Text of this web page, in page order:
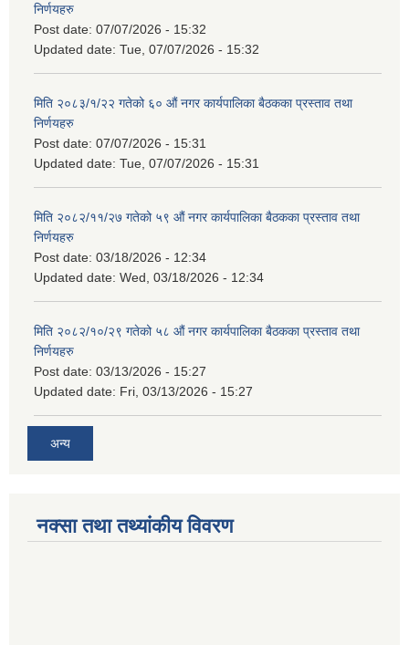
निर्णयहरु
Post date: 07/07/2026 - 15:32
Updated date: Tue, 07/07/2026 - 15:32
मिति २०८३/१/२२ गतेको ६० औं नगर कार्यपालिका बैठकका प्रस्ताव तथा
निर्णयहरु
Post date: 07/07/2026 - 15:31
Updated date: Tue, 07/07/2026 - 15:31
मिति २०८२/११/२७ गतेको ५९ औं नगर कार्यपालिका बैठकका प्रस्ताव तथा
निर्णयहरु
Post date: 03/18/2026 - 12:34
Updated date: Wed, 03/18/2026 - 12:34
मिति २०८२/१०/२९ गतेको ५८ औं नगर कार्यपालिका बैठकका प्रस्ताव तथा
निर्णयहरु
Post date: 03/13/2026 - 15:27
Updated date: Fri, 03/13/2026 - 15:27
अन्य
नक्सा तथा तथ्यांकीय विवरण